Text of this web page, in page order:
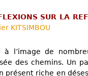
SUR LA
KITSIMBOU
à l’image de
des chemins. Un
présent riche en